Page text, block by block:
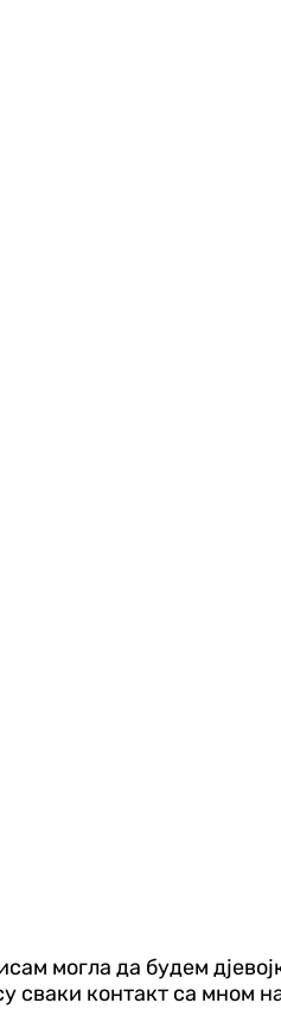
могла да будем
контакт са мном